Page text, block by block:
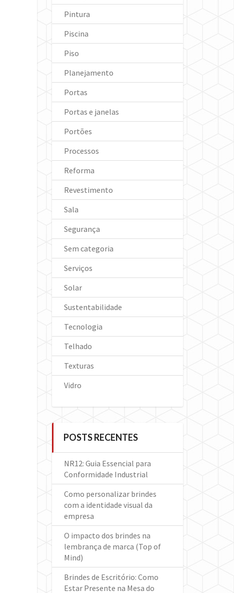
Pintura
Piscina
Piso
Planejamento
Portas
Portas e janelas
Portões
Processos
Reforma
Revestimento
Sala
Segurança
Sem categoria
Serviços
Solar
Sustentabilidade
Tecnologia
Telhado
Texturas
Vidro
POSTS RECENTES
NR12: Guia Essencial para
Conformidade Industrial
Como personalizar brindes
com a identidade visual da
empresa
O impacto dos brindes na
lembrança de marca (Top of
Mind)
Brindes de Escritório: Como
Estar Presente na Mesa do